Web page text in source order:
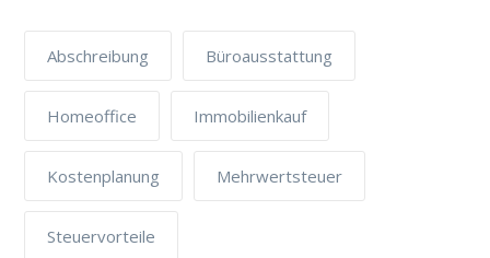
Abschreibung Büroausstattung
Homeoffice Immobilienkauf
Kostenplanung Mehrwertsteuer
Steuervorteile